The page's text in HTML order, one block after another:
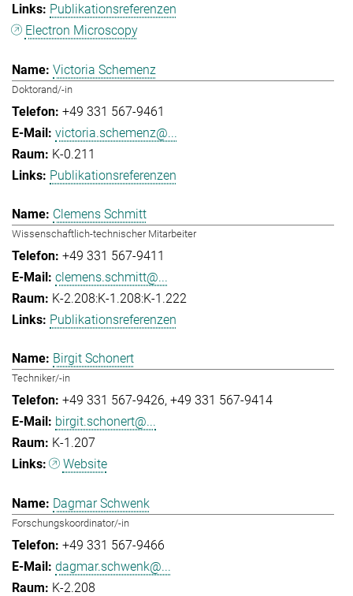
Publikationsreferenzen
Electron Microscopy
Victoria Schemenz
Doktorand/-in
+49 331 567-9461
victoria.schemenz@...
K-0.211
Publikationsreferenzen
Clemens Schmitt
Wissenschaftlich-technischer Mitarbeiter
+49 331 567-9411
clemens.schmitt@...
K-2.208:K-1.208:K-1.222
Publikationsreferenzen
Birgit Schonert
Techniker/-in
+49 331 567-9426 +49 331 567-9414
birgit.schonert@...
K-1.207
Website
Dagmar Schwenk
Forschungskoordinator/-in
+49 331 567-9466
dagmar.schwenk@...
K-2.208